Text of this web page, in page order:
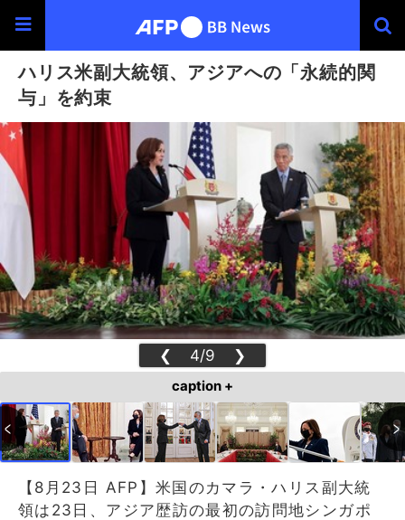
ハリス米副大統領、アジアへの「永続的関
与」を約束
❮ 4/9 ❯
caption +
【8月23日 AFP】米国のカマラ・ハリス副大統
領は23日、アジア歴訪の最初の訪問地シンガポ